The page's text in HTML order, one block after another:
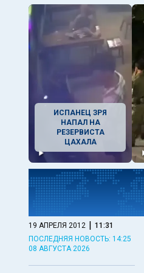
ИСПАНЕЦ ЗРЯ
НАПАЛ НА
РЕЗЕРВИСТА
ЦАХАЛА
19 АПРЕЛЯ 2012 | 11:31
ПОСЛЕДНЯЯ НОВОСТЬ: 14:25
08 АВГУСТА 2026